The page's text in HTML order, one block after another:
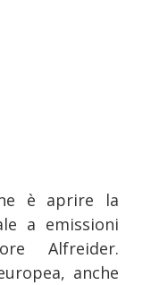
è aprire la
a emissioni
Alfreider.
anche